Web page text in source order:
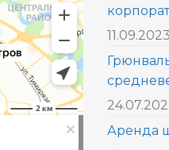
11.09.2023
Аренда